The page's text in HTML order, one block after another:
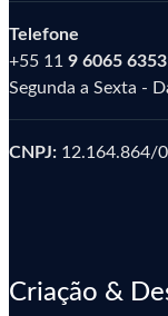
Telefone
+55 11 9 6065 6353
Segunda a Sexta -
CNPJ: 12.164.864/
Criação &